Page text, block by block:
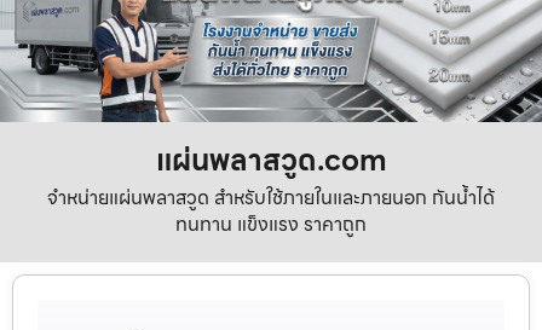
แผ่นพลาสวูด.com
จำหน่ายแผ่นพลาสวูด สำหรับใช้ภายในและภายนอก กันน้ำได้
ทนทาน แข็งแรง ราคาถูก